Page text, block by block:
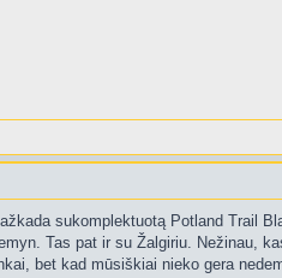
sukomplektuotą Potland Trail
Tas pat ir su Žalgiriu. Nežinau,
bet kad mūsiškiai nieko gera